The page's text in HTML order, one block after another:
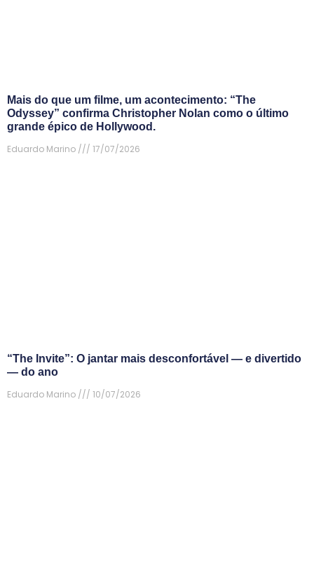
Mais do que um filme, um acontecimento: “The
Odyssey” confirma Christopher Nolan como o último
grande épico de Hollywood.
Eduardo Marino
17/07/2026
“The Invite”: O jantar mais desconfortável — e divertido
— do ano
Eduardo Marino
10/07/2026